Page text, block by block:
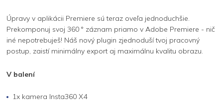
Úpravy v aplikácii Premiere sú teraz oveľa jednoduchšie.
Prekomponuj svoj 360 ° záznam priamo v Adobe Premiere - nič
iné nepotrebuješ! Náš nový plugin zjednoduší tvoj pracovný
postup, zaistí minimálny export aj maximálnu kvalitu obrazu.
V balení
1x kamera Insta360 X4